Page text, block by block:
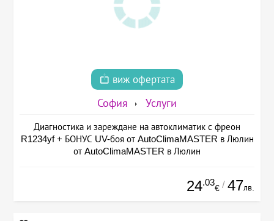
виж офертата
София Услуги
Диагностика и зареждане на автоклиматик с фреон
R1234yf + БОНУС UV-боя от AutoClimaMASTER в Люлин
от AutoClimaMASTER в Люлин
24.03
€ / 47лв.